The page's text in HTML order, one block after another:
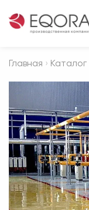
Главная › Каталог